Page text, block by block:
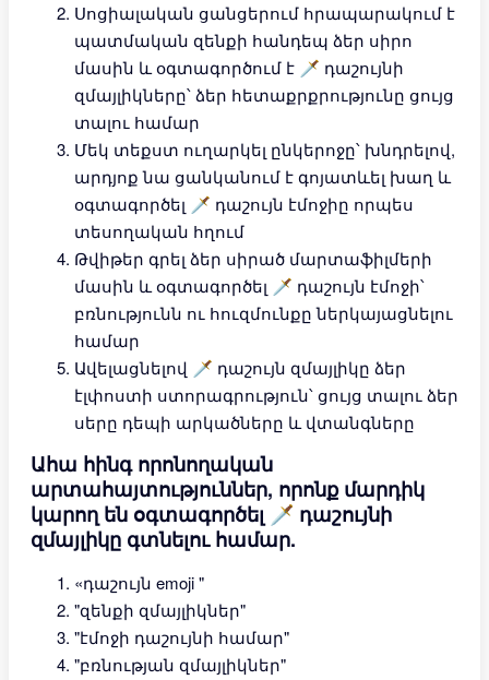
Սոցիալական ցանցերում հրապարակում է
պատմական զենքի հանդեպ ձեր սիրո
մասին և օգտագործում է 🗡 դաշույնի
զմայլիկները՝ ձեր հետաքրքրությունը ցույց
տալու համար
Մեկ տեքստ ուղարկել ընկերոջը՝ խնդրելով,
արդյոք նա ցանկանում է գոյատևել խաղ և
օգտագործել 🗡 դաշույն էմոջիը որպես
տեսողական հղում
Թվիթեր գրել ձեր սիրած մարտաֆիլմերի
մասին և օգտագործել 🗡 դաշույն էմոջի՝
բռնությունն ու հուզմունքը ներկայացնելու
համար
Ավելացնելով 🗡 դաշույն զմայլիկը ձեր
էլփոստի ստորագրություն՝ ցույց տալու ձեր
սերը դեպի արկածները և վտանգները
Ահա հինգ որոնողական
արտահայտություններ, որոնք մարդիկ
կարող են օգտագործել 🗡 դաշույնի
զմայլիկը գտնելու համար.
«դաշույն emoji "
"զենքի զմայլիկներ"
"էմոջի դաշույնի համար"
"բռնության զմայլիկներ"